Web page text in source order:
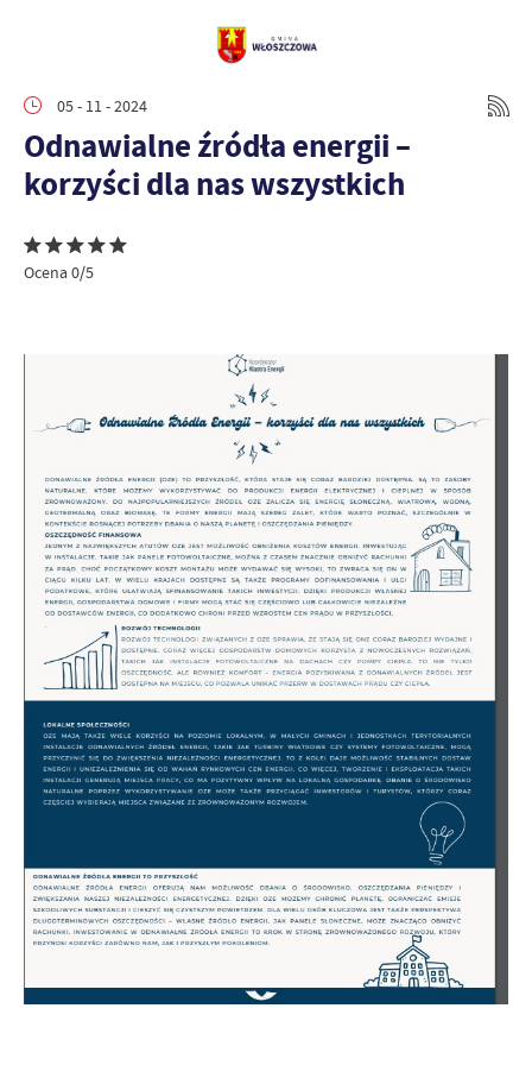
05 - 11 - 2024
Odnawialne źródła energii –
korzyści dla nas wszystkich
Ocena 0/5